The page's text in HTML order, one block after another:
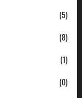
(5)
(8)
(1)
(0)